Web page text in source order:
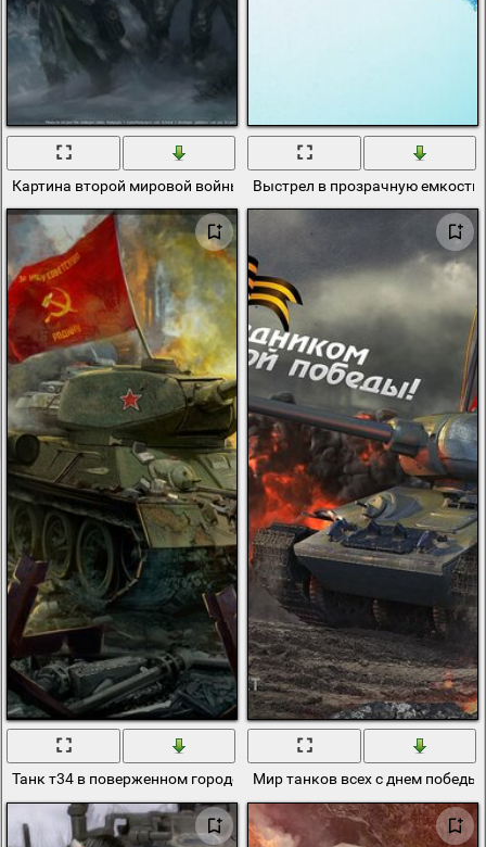
Картина второй мировой войны Выстрел в прозрачную емкость
Танк т34 в поверженном городе с флагом победителей
Мир танков всех с днем победы